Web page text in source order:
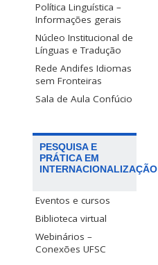
Política Linguística –
Informações gerais
Núcleo Institucional de
Línguas e Tradução
Rede Andifes Idiomas
sem Fronteiras
Sala de Aula Confúcio
PESQUISA E
PRÁTICA EM
INTERNACIONALIZAÇÃO
Eventos e cursos
Biblioteca virtual
Webinários –
Conexões UFSC